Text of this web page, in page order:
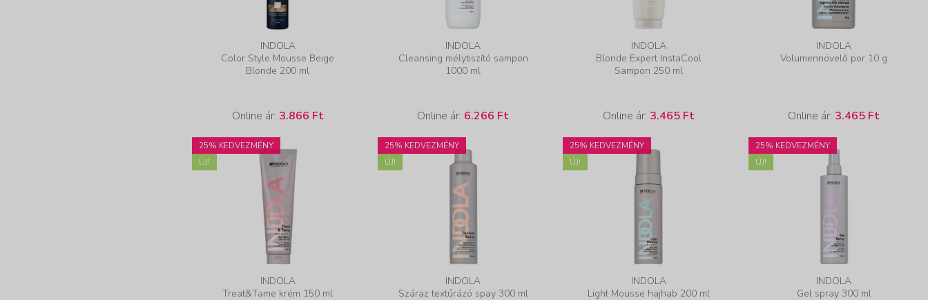
INDOLA
Color Style Mousse Beige
Blonde 200 ml
Online ár: 3.866 Ft
INDOLA
Cleansing mélytiszító sampon
1000 ml
Online ár: 6.266 Ft
INDOLA
Blonde Expert InstaCool
Sampon 250 ml
Online ár: 3.465 Ft
INDOLA
Volumennövelő por 10 g
Online ár: 3.465 Ft
25% KEDVEZMÉNY
ÚJ!
INDOLA
Treat&Tame krém 150 ml
25% KEDVEZMÉNY
ÚJ!
INDOLA
Száraz textúrázó spay 300 ml
25% KEDVEZMÉNY
ÚJ!
INDOLA
Light Mousse hajhab 200 ml
25% KEDVEZMÉNY
ÚJ!
INDOLA
Gel spray 300 ml